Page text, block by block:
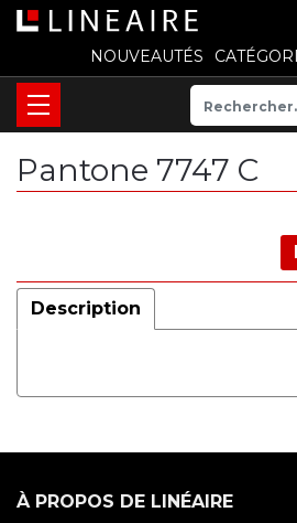
NOUVEAUTÉS
Pantone 7747 C
Description
À PROPOS DE LINÉAIRE